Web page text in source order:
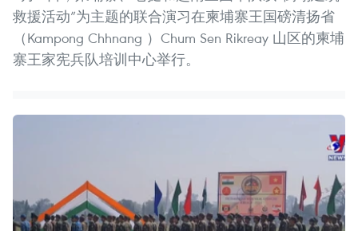
救援活动”为主题的联合演习在柬埔寨王国磅清扬省
（Kampong Chhnang ）Chum Sen Rikreay 山区的柬埔
寨王家宪兵队培训中心举行。